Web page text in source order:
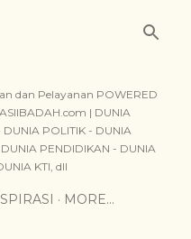
dan Pelayanan POWERED
| DUNIA
POLITIK - DUNIA
PENDIDIKAN - DUNIA
KTI, dll
MORE…